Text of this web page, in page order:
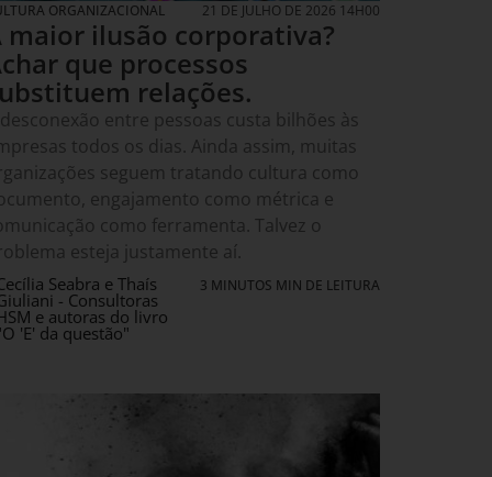
ORGANIZACIONAL 21 DE JULHO DE 2026 14H00
maior ilusão corporativa?
que processos
relações.
entre pessoas custa bilhões às
todos os dias. Ainda assim, muitas
seguem tratando cultura como
engajamento como métrica e
como ferramenta. Talvez o
esteja justamente aí.
Seabra e Thaís
- Consultoras
e autoras do livro
'E' da questão"
3 MINUTOS MIN DE LEITURA